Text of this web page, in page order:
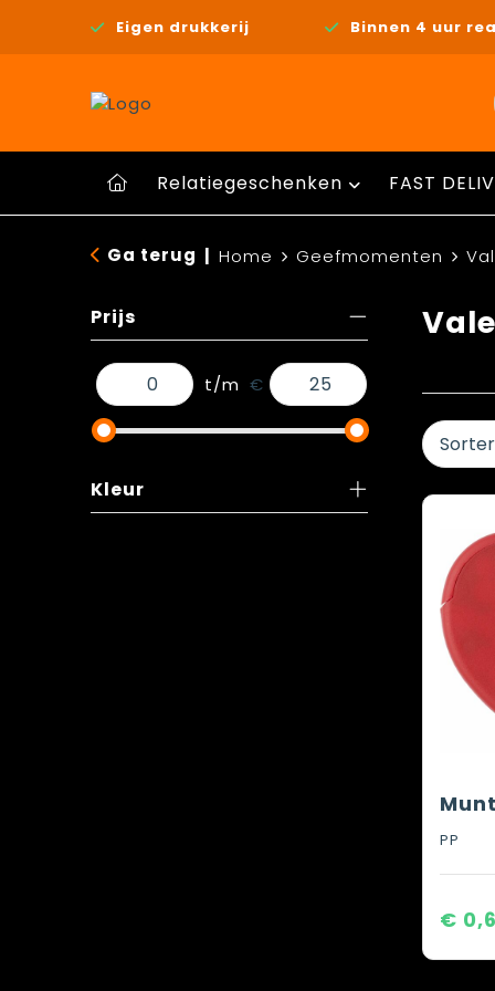
Eigen drukkerij Binnen 4 uur
Relatiegeschenken FAST
Ga terug Home Geefmomenten
Prijs
t/m €
Kleur
PP
€